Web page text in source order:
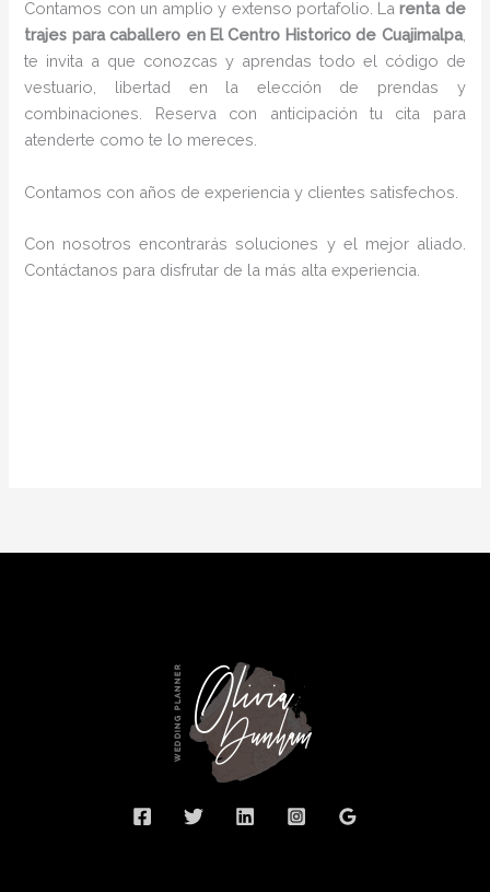
Contamos con un amplio y extenso portafolio. Larenta de
trajes para caballero en El Centro Historico de Cuajimalpa,
te invita a que conozcas y aprendas todo el código de
vestuario, libertad en la elección de prendas y
combinaciones. Reserva con anticipación tu cita para
atenderte como te lo mereces.
Contamos con años de experiencia y clientes satisfechos.
Con nosotros encontrarás soluciones y el mejor aliado.
Contáctanos para disfrutar de la más alta experiencia.